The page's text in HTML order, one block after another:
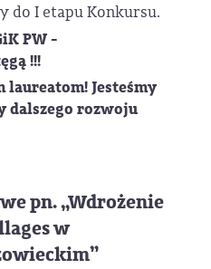
do I etapu Konkursu.
PW -
!!!
Jesteśmy
dalszego rozwoju
pn. „Wdrożenie
w